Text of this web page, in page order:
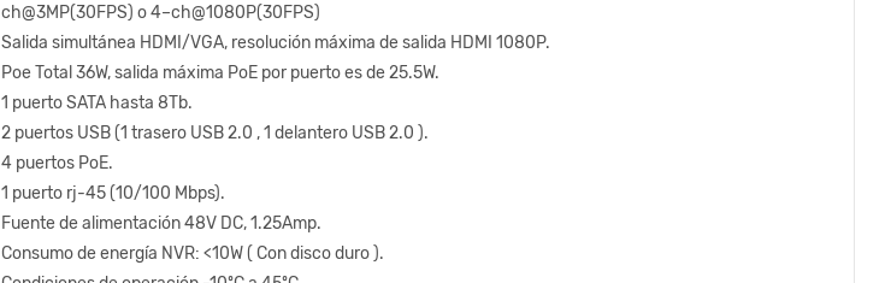
ch@3MP(30FPS) o 4–ch@1080P(30FPS)
Salida simultánea HDMI/VGA, resolución máxima de salida HDMI 1080P.
Poe Total 36W, salida máxima PoE por puerto es de 25.5W.
1 puerto SATA hasta 8Tb.
2 puertos USB (1 trasero USB 2.0 , 1 delantero USB 2.0 ).
4 puertos PoE.
1 puerto rj-45 (10/100 Mbps).
Fuente de alimentación 48V DC, 1.25Amp.
Consumo de energía NVR: <10W ( Con disco duro ).